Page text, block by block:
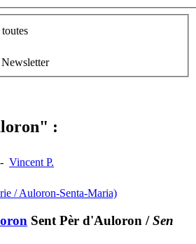
:
- Vincent P.
/ Auloron-Senta-Maria)
Sent Pèr d'Auloron /Sen